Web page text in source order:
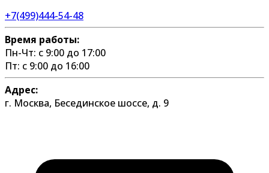
+7(499)444-54-48
Время работы:
Пн-Чт: с 9:00 до 17:00
Пт: с 9:00 до 16:00
Адрес:
г. Москва, Бесединское шоссе, д. 9